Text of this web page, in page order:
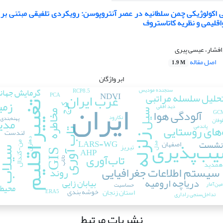
چمن سلطانیه در عصر آنتروپوسن: رویکردی تلفیقی مبتنی
و نظریه کاتاستروف
عیسی پیری
اصل مقاله 1.9 M
ابر واژگان
ایران تغییر اقلیم زلزله GIS
تاب آوری
غرب ایران
روستایی
تاب‌آوری
آلودگی هواسیل مخاطره
سیستم اطلاعات جغرافیایی
دریاچه ارومیه
روند
سلسله مراتبی
گرمایش
کرج
NDVI
AHP
LARS-WG
بیابان زایی
من-کندال اصفهان
همدید
لندست
تبریز
استان زنجان خوشه بندی تداخل‌سنجی راداری
نکارود
ERA5
دهلران
سنجنده مودیس
پاندمی
دید افقی
مدل
تالاب
RCP8.5
PCA
حساسیت